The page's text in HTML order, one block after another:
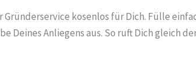
kosenlos für Dich. Fülle
Deines Anliegens aus. So ruft Dich gleich